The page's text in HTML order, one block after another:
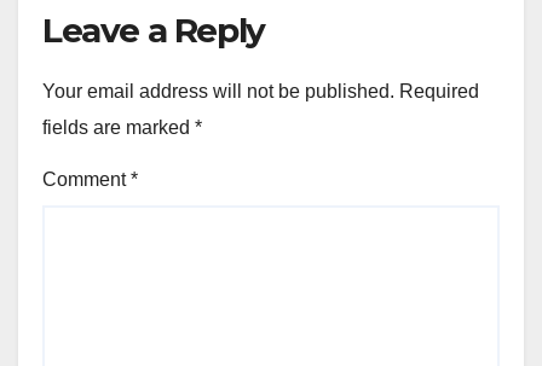
Leave a Reply
Your email address will not be published. Required
fields are marked *
Comment*